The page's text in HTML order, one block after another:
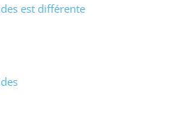
est différente